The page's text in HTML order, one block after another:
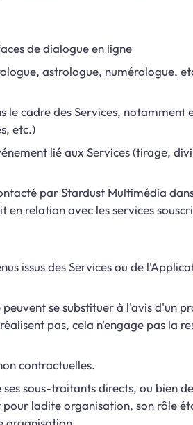
de dialogue en ligne
astrologue, numérologue,
cadre des Services, notamment
etc.)
lié aux Services (tirage,
par Stardust Multimédia
relation avec les services
issus des Services ou de
se substituer à l'avis d'un
pas, cela n'engage pas la
contractuelles.
sous-traitants directs, ou bien
ladite organisation, son rôle